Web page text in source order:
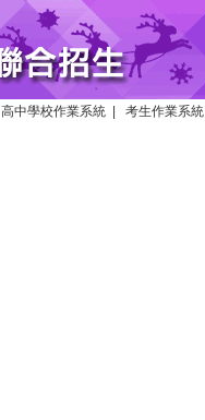
高中學校作業系統 考生作業系統